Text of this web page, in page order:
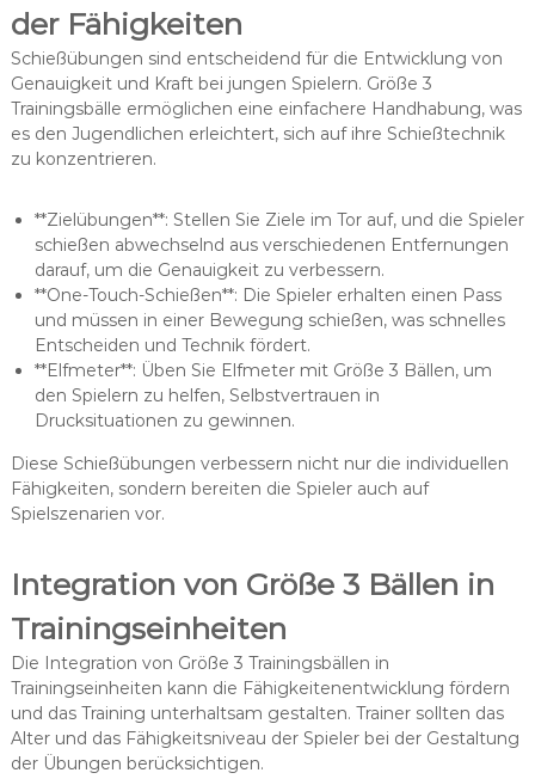
der Fähigkeiten
Schießübungen sind entscheidend für die Entwicklung von
Genauigkeit und Kraft bei jungen Spielern. Größe 3
Trainingsbälle ermöglichen eine einfachere Handhabung, was
es den Jugendlichen erleichtert, sich auf ihre Schießtechnik
zu konzentrieren.
**Zielübungen**: Stellen Sie Ziele im Tor auf, und die Spieler
schießen abwechselnd aus verschiedenen Entfernungen
darauf, um die Genauigkeit zu verbessern.
**One-Touch-Schießen**: Die Spieler erhalten einen Pass
und müssen in einer Bewegung schießen, was schnelles
Entscheiden und Technik fördert.
**Elfmeter**: Üben Sie Elfmeter mit Größe 3 Bällen, um
den Spielern zu helfen, Selbstvertrauen in
Drucksituationen zu gewinnen.
Diese Schießübungen verbessern nicht nur die individuellen
Fähigkeiten, sondern bereiten die Spieler auch auf
Spielszenarien vor.
Integration von Größe 3 Bällen in
Trainingseinheiten
Die Integration von Größe 3 Trainingsbällen in
Trainingseinheiten kann die Fähigkeitenentwicklung fördern
und das Training unterhaltsam gestalten. Trainer sollten das
Alter und das Fähigkeitsniveau der Spieler bei der Gestaltung
der Übungen berücksichtigen.